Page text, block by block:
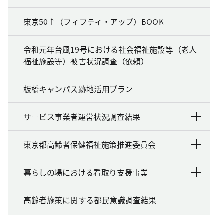
東京50↑（フィフティ・アップ）BOOK
令和元年台風19号における社会福祉施設等（老人
福祉施設等）被害状況調査（依頼）
板橋キャンパス跡地活用プラン
サービス事業者運営状況調査結果
東京都高齢者保健福祉施策推進委員会
暮らしの場における看取り支援事業
高齢者施策に関する都民意識調査結果